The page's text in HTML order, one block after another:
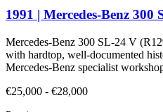
1991 | Mercedes-Benz 300
Mercedes-Benz 300 SL-24 V
with hardtop, well-documented
Mercedes-Benz specialist
€25,000 - €28,000